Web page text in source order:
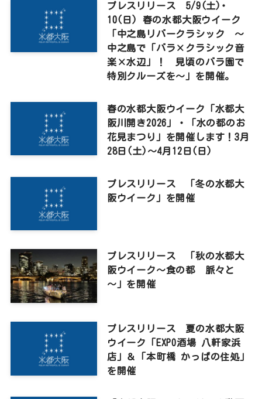
プレスリリース 5/9(土)･
10(日) 春の水都大阪ウイーク
「中之島リバークラシック ～
中之島で「バラ×クラシック音
楽×水辺」！ 見頃のバラ園で
特別クルーズを～」を開催。
春の水都大阪ウイーク「水都大
阪川開き2026」・「水の都のお
花見まつり」を開催します！3月
28日(土)～4月12日(日)
プレスリリース 「冬の水都大
阪ウイーク」を開催
プレスリリース 「秋の水都大
阪ウイーク～食の都 脈々と
～」を開催
プレスリリース 夏の水都大阪
ウイーク「EXPO酒場 八軒家浜
店」＆「本町橋 かっぱの住処」
を開催